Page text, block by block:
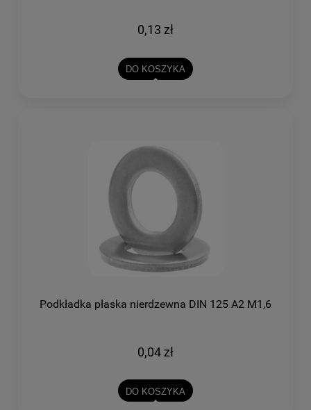
0,13 zł
DO KOSZYKA
Podkładka płaska nierdzewna DIN 125 A2 M1,6
0,04 zł
DO KOSZYKA